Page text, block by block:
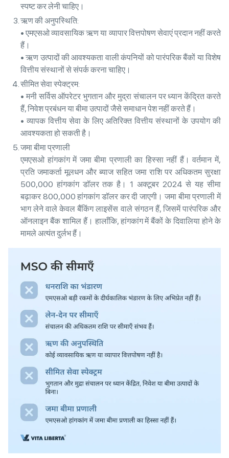
स्पष्ट कर लेनी चाहिए।
ऋण की अनुपस्थिति:
• एमएसओ व्यावसायिक ऋण या व्यापार वित्तपोषण सेवाएं प्रदान नहीं करते
हैं।
• ऋण उत्पादों की आवश्यकता वाली कंपनियों को पारंपरिक बैंकों या विशेष
वित्तीय संस्थानों से संपर्क करना चाहिए।
सीमित सेवा स्पेक्ट्रम:
• मनी सर्विस ऑपरेटर भुगतान और मुद्रा संचालन पर ध्यान केंद्रित करते
हैं, निवेश प्रबंधन या बीमा उत्पादों जैसे समाधान पेश नहीं करते हैं।
• व्यापक वित्तीय सेवा के लिए अतिरिक्त वित्तीय संस्थानों के उपयोग की
आवश्यकता हो सकती है।
जमा बीमा प्रणाली
एमएसओ हांगकांग में जमा बीमा प्रणाली का हिस्सा नहीं हैं। वर्तमान में,
प्रति जमाकर्ता मूलधन और ब्याज सहित जमा राशि पर अधिकतम सुरक्षा
500,000 हांगकांग डॉलर तक है। 1 अक्टूबर 2024 से यह सीमा
बढ़ाकर 800,000 हांगकांग डॉलर कर दी जाएगी। जमा बीमा प्रणाली में
भाग लेने वाले केवल बैंकिंग लाइसेंस वाले संगठन हैं, जिसमें पारंपरिक और
ऑनलाइन बैंक शामिल हैं। हालाँकि, हांगकांग में बैंकों के दिवालिया होने के
मामले अत्यंत दुर्लभ हैं।